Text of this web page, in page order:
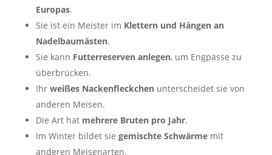
Europas.
Sie ist ein Meister im Klettern und Hängen an
Nadelbaumästen.
Sie kann Futterreserven anlegen, um Engpässe zu
überbrücken.
Ihr weißes Nackenfleckchenunterscheidet sie von
anderen Meisen.
Die Art hat mehrere Bruten pro Jahr.
Im Winter bildet sie gemischte Schwärmemit
anderen Meisenarten.